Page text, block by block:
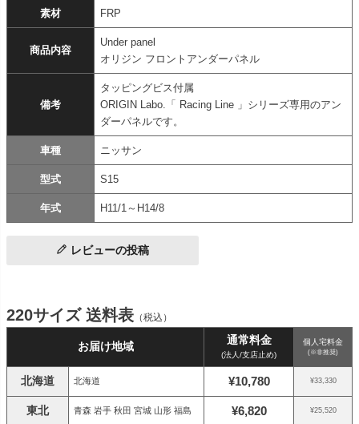
素材 FRP
商品内容
Under panel
オリジン フロントアンダーパネル
備考
タッピングビス付属
ORIGIN Labo.「 Racing Line 」シリーズ専用のアン
ダーパネルです。
車種 ニッサン
型式 S15
年式 H11/1～H14/8
レビューの投稿
220サイズ 送料表 （税込）
お届け地域 通常料金
(法人/支店止め)
個人宅料金
(※非推奨)
北海道 北海道 ¥10,780 ¥33,330
東北 青森 岩手 秋田 宮城 山形 福島 ¥6,820 ¥25,520